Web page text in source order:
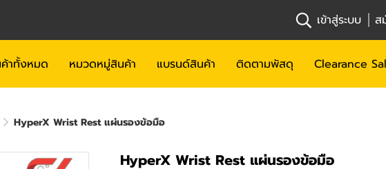
เข้าสู่ระบบ ส
าทั้งหมด หมวดหมู่สินค้า แบรนด์สินค้า ติดตามพัสดุ Clearance
HyperX Wrist Rest แผ่นรองข้อมือ
HyperX Wrist Rest แผ่นรองข้อมือ